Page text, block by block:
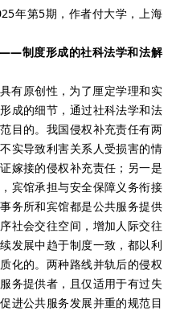
年第5期，作者付大学，上海
制度形成的社科法学和法解
有原创性，为了厘定学理和实
成的细节，通过社科法学和法
目的。我国侵权补充责任有两
实导致利害关系人受损害的情
嫁接的侵权补充责任；另一是
宾馆承担与安全保障义务衔接
务所和宾馆都是公共服务提供
社会交往空间，增加人际交往
发展中趋于制度一致，都以利
化的。两种路线并轨后的侵权
务提供者，且仅适用于有过失
进公共服务发展并重的规范目